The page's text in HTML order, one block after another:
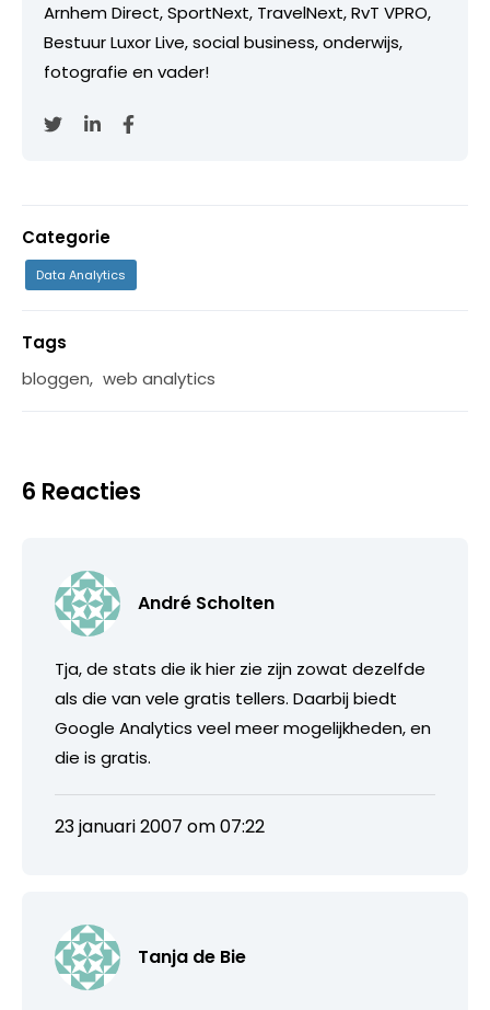
Arnhem Direct, SportNext, TravelNext, RvT VPRO,
Bestuur Luxor Live, social business, onderwijs,
fotografie en vader!
Categorie
Data Analytics
Tags
bloggen, web analytics
6 Reacties
André Scholten
Tja, de stats die ik hier zie zijn zowat dezelfde
als die van vele gratis tellers. Daarbij biedt
Google Analytics veel meer mogelijkheden, en
die is gratis.
23 januari 2007 om 07:22
Tanja de Bie